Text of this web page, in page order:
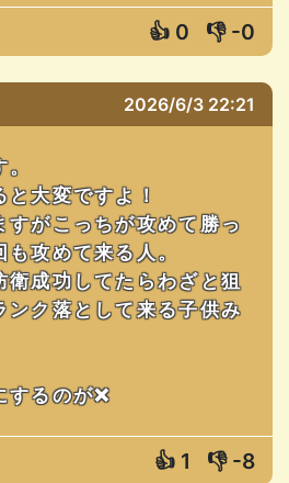
👍 0 👎 -0
2026/6/3 22:21
大変ですよ！
すがこっちが攻めて勝っ
攻めて来る人。
衛成功してたらわざと狙
ンク落として来る子供み
するのが❌
👍 1 👎 -8